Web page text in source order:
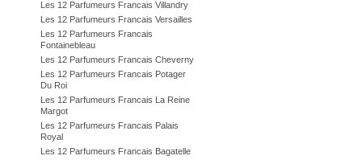
Les 12 Parfumeurs Francais Villandry
Les 12 Parfumeurs Francais Versailles
Les 12 Parfumeurs Francais
Fontainebleau
Les 12 Parfumeurs Francais Cheverny
Les 12 Parfumeurs Francais Potager
Du Roi
Les 12 Parfumeurs Francais La Reine
Margot
Les 12 Parfumeurs Francais Palais
Royal
Les 12 Parfumeurs Francais Bagatelle